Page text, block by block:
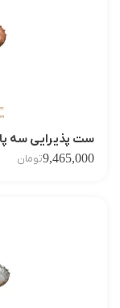
ست پذیرایی سه
9,465,000تومان